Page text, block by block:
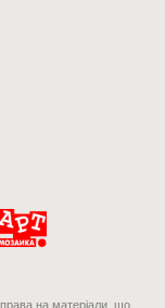
на матеріали, що